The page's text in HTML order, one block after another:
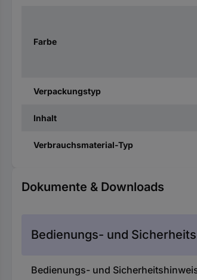
Farbe
Verpackungstyp
Inhalt
Verbrauchsmaterial-Typ
Dokumente & Downloads
Bedienungs- und
Bedienungs- und